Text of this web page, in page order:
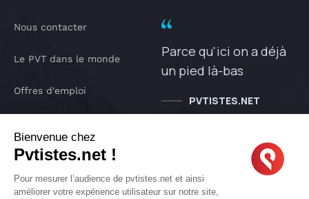
Nous contacter
Le PVT dans le monde
Offres d'emploi
IA pvtistes
Parce qu'ici on a déjà
un pied là-bas
PVTISTES.NET
Bienvenue chez
Pvtistes.net !
Pour mesurer l’audience de pvtistes.net et ainsi
améliorer votre expérience utilisateur sur notre site,